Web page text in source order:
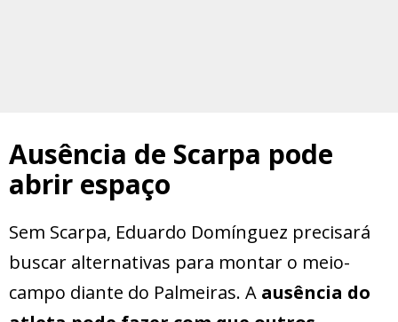
Ausência de Scarpa pode
abrir espaço
Sem Scarpa, Eduardo Domínguez precisará
buscar alternativas para montar o meio-
campo diante do Palmeiras. A ausência do